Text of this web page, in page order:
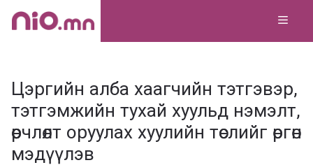
Skip
Цэргийн алба хаагчийн тэтгэвэр,
тэтгэмжийн тухай хуульд нэмэлт,
өөрчлөлт оруулах хуулийн төслийг өргөн
мэдүүлэв